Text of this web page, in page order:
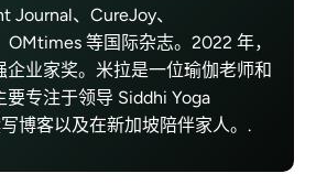
Journal、CureJoy、
OMtimes 等国际杂志。2022 年，
企业家奖。米拉是一位瑜伽老师和
专注于领导 Siddhi Yoga
博客以及在新加坡陪伴家人。.